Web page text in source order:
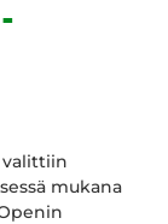
valittiin
mukana